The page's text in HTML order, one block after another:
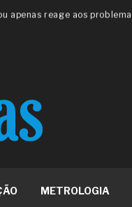
apenas reage aos
má-fé para tentar criar uma
ISO
metabólica
ânus
de ovário
da fadiga crônica
METROLOGIA